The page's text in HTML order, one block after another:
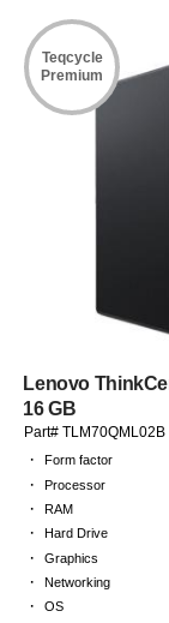
Teqcycle
Premium
Lenovo
16 GB
Part# TLM70QML02B
· Form factor
· Processor
· RAM
· Hard Drive
· Graphics
· Networking
· OS